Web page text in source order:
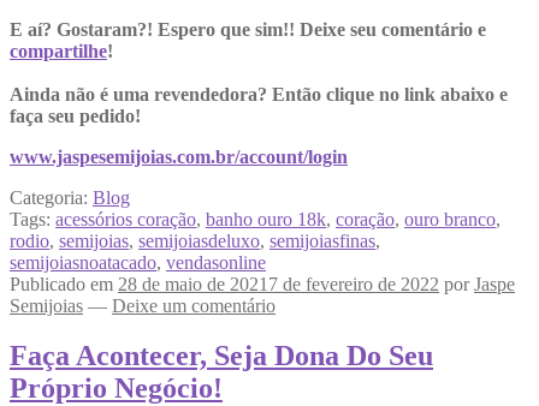
E aí? Gostaram?! Espero que sim!! Deixe seu comentário e
compartilhe!
Ainda não é uma revendedora? Então clique no link abaixo e
faça seu pedido!
www.jaspesemijoias.com.br/account/login
Categoria: Blog
Tags: acessórios coração, banho ouro 18k, coração, ouro branco,
rodio, semijoias, semijoiasdeluxo, semijoiasfinas,
semijoiasnoatacado, vendasonline
Publicado em 28 de maio de 2021 7 de fevereiro de 2022 porJaspe
Semijoias — Deixe um comentário
Faça Acontecer, Seja Dona Do Seu
Próprio Negócio!